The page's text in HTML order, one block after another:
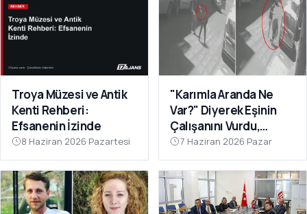
Troya Müzesi ve Antik
Kenti Rehberi:
Efsanenin İzinde
8 Haziran 2026 Pazartesi
"Karımla Aranda Ne
Var?" Diyerek Eşinin
Çalışanını Vurdu,
Çanakkale'de
Yakalandı
7 Haziran 2026 Pazar